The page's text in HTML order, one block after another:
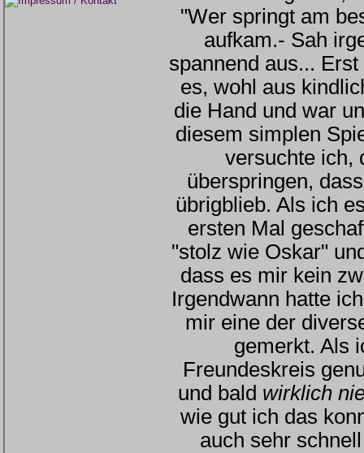
"Wer springt am
aufkam.- Sah
spannend aus...
es, wohl aus
die Hand und war
diesem simplen
versuchte ich,
überspringen,
übrigblieb. Als ich
ersten Mal
"stolz wie Oskar"
dass es mir kein
Irgendwann hatte
mir eine der
gemerkt. Als
Freundeskreis
und bald wirklich
wie gut ich das
auch sehr